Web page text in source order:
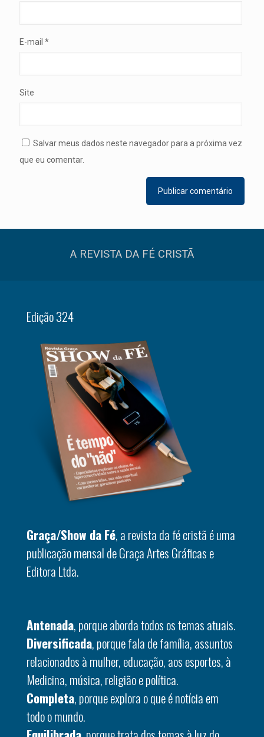
E-mail *
Site
Salvar meus dados neste navegador para a próxima vez
que eu comentar.
A REVISTA DA FÉ CRISTÃ
Edição 324
Graça/Show da Fé, a revista da fé cristã é uma
publicação mensal de Graça Artes Gráficas e
Editora Ltda.
Antenada, porque aborda todos os temas atuais.
Diversificada, porque fala de família, assuntos
relacionados à mulher, educação, aos esportes, à
Medicina, música, religião e política.
Completa, porque explora o que é notícia em
todo o mundo.